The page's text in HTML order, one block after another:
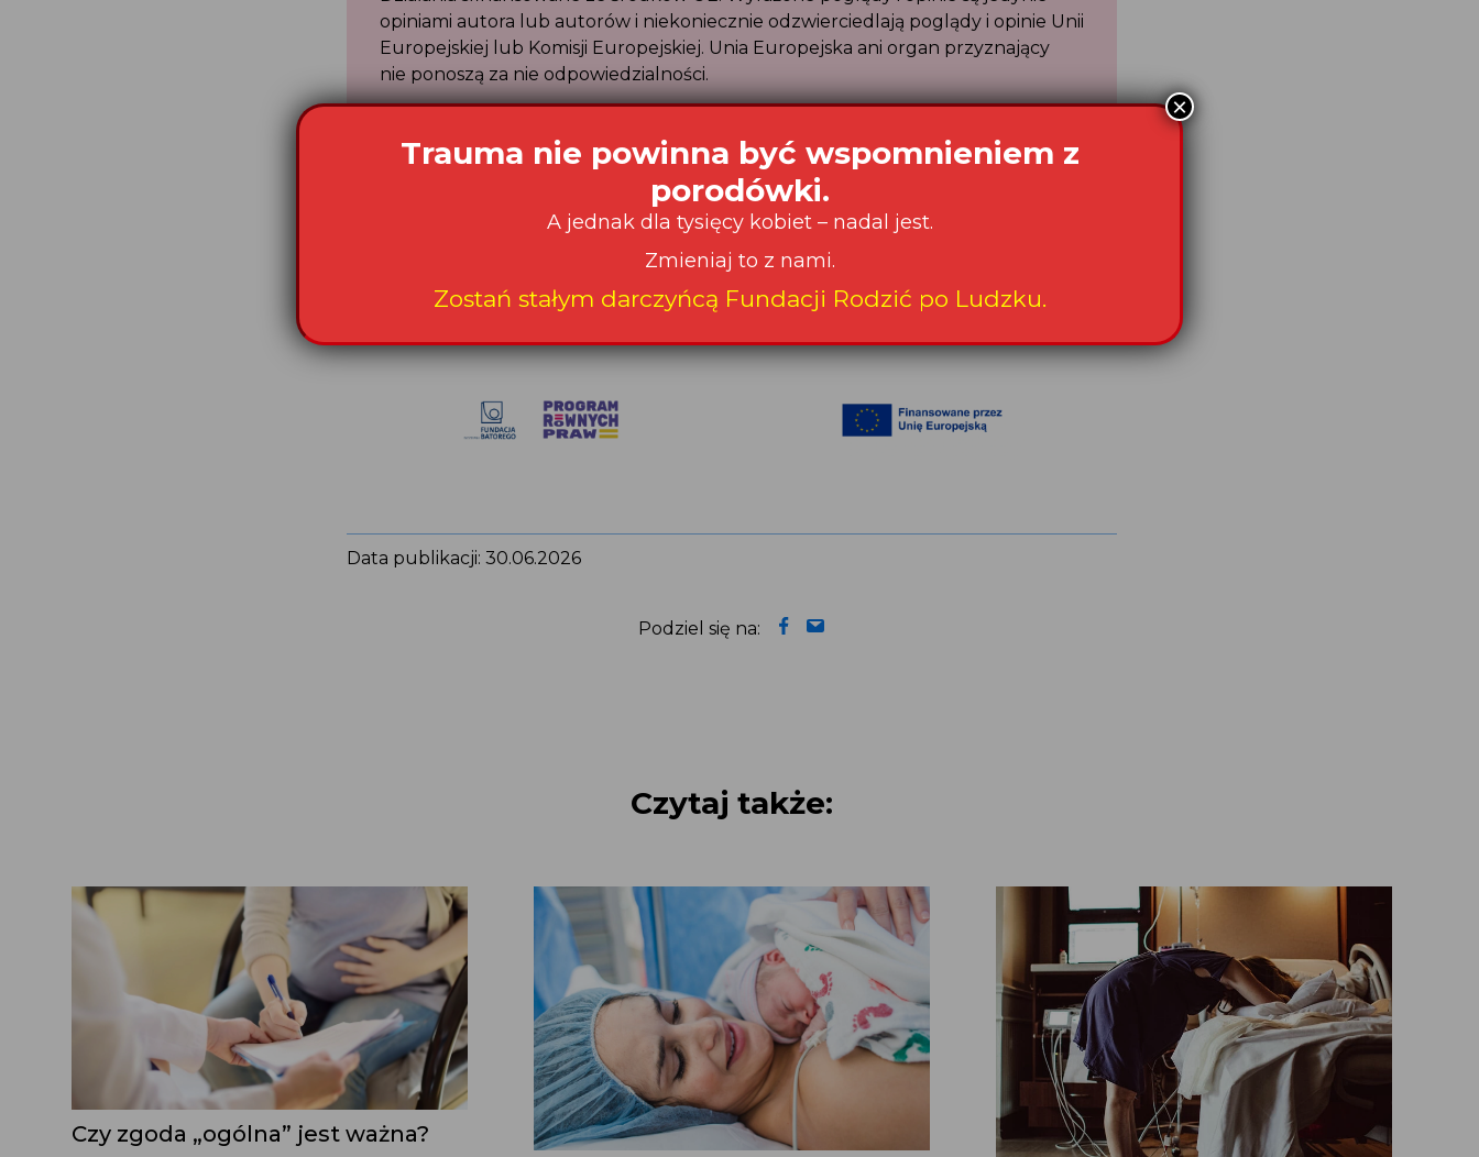
opiniami autora lub autorów i niekoniecznie odzwierciedlają poglądy i opinie Unii
Europejskiej lub Komisji Europejskiej. Unia Europejska ani organ przyznający
nie ponoszą za nie odpowiedzialności.
Dotacja finansowana przez Komisję Europejską w ramach Programu Równych
Praw realizowanego ze środków programu CERV finansowanego ze środków
Komisji Europejskiej w ramach programu „Obywatele, Równość, Prawa
i Wartości” na lata 2021 – 2027.”
Data publikacji: 30.06.2026
Podziel się na:
Czytaj także:
Czy zgoda „ogólna” jest ważna?